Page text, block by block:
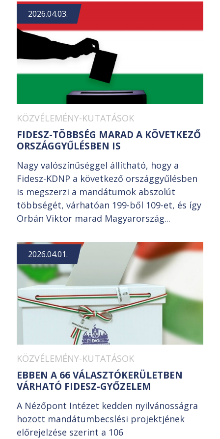
2026.04.03.
KÖZVÉLEMÉNY-KUTATÁSOK
FIDESZ-TÖBBSÉG MARAD A KÖVETKEZŐ
ORSZÁGGYŰLÉSBEN IS
Nagy valószínűséggel állítható, hogy a
Fidesz-KDNP a következő országgyűlésben
is megszerzi a mandátumok abszolút
többségét, várhatóan 199-ből 109-et, és így
Orbán Viktor marad Magyarország...
2026.04.01.
KÖZVÉLEMÉNY-KUTATÁSOK
EBBEN A 66 VÁLASZTÓKERÜLETBEN
VÁRHATÓ FIDESZ-GYŐZELEM
A Nézőpont Intézet kedden nyilvánosságra
hozott mandátumbecslési projektjének
előrejelzése szerint a 106